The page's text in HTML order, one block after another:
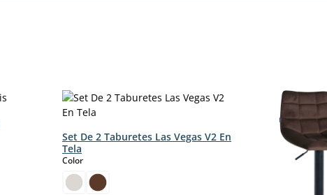
Set De 2 Taburetes Las Vegas V2 En
Tela
Colorselect